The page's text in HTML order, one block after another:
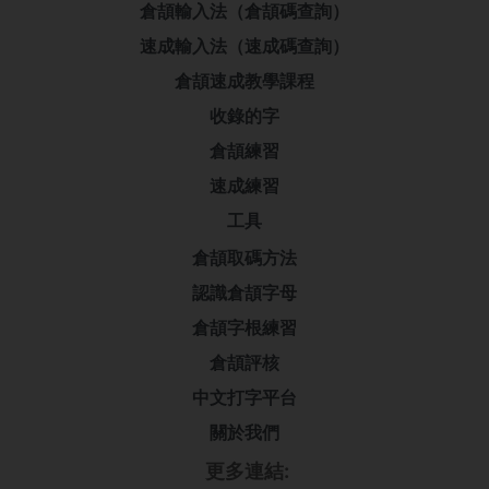
倉頡輸入法（倉頡碼查詢）
速成輸入法（速成碼查詢）
倉頡速成教學課程
收錄的字
倉頡練習
速成練習
工具
倉頡取碼方法
認識倉頡字母
倉頡字根練習
倉頡評核
中文打字平台
關於我們
更多連結: